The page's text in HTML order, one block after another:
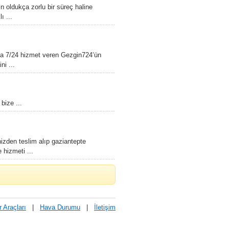
oldukça zorlu bir süreç haline
...
7/24 hizmet veren Gezgin724’ün
...
bize ...
teslim alıp gaziantepte
hizmeti ...
Araçları Hava Durumu İletişim